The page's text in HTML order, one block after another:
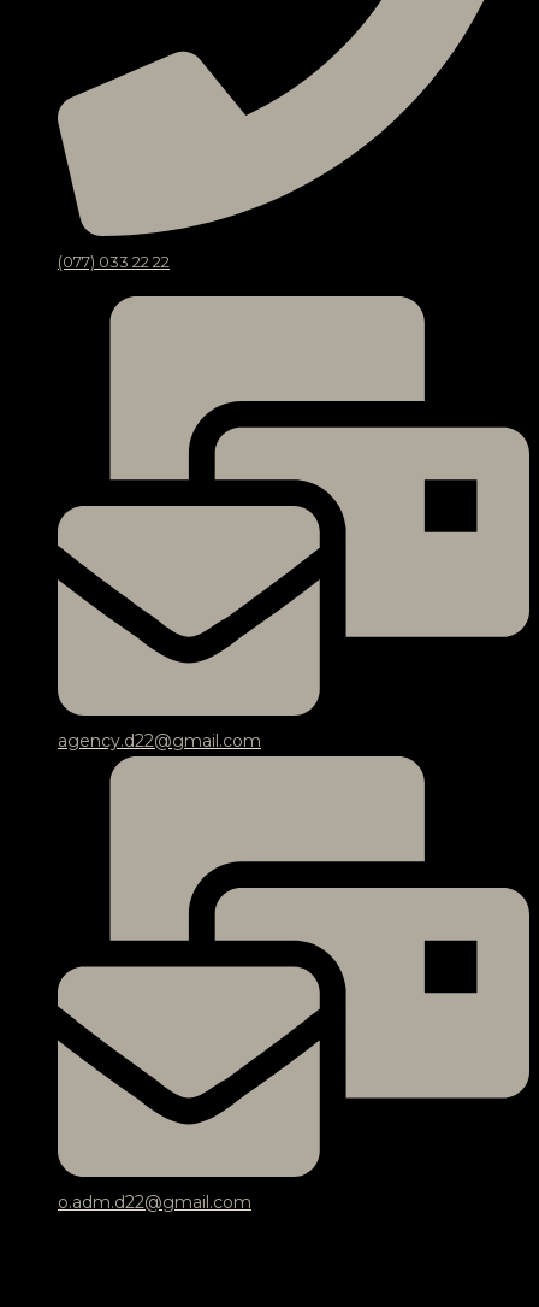
(077) 033 22 22
agency.d22@gmail.com
o.adm.d22@gmail.com